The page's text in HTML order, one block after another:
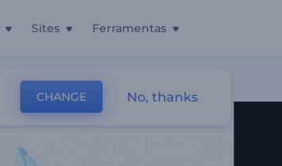
Sites Ferramentas
CHANGE No, thanks